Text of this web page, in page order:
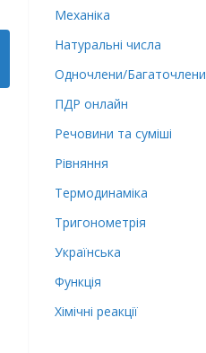
Механіка
Натуральні числа
Одночлени/Багаточлени
ПДР онлайн
Речовини та суміші
Рівняння
Термодинаміка
Тригонометрія
Українська
Функція
Хімічні реакції